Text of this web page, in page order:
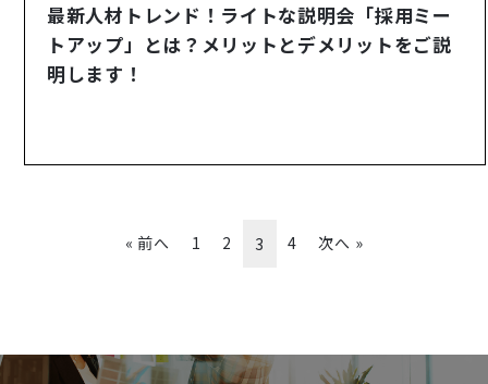
最新人材トレンド！ライトな説明会「採用ミー
トアップ」とは？メリットとデメリットをご説
明します！
« 前へ 1 2 3 4 次へ »